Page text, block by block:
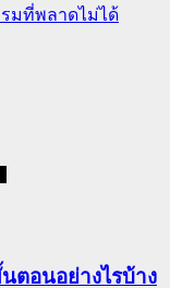
รมที่พลาดไม่ได้
ตอนอย่างไรบ้าง